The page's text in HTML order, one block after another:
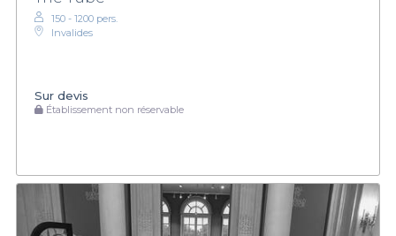
150 - 1200 pers.
Invalides
Sur devis
Établissement non réservable